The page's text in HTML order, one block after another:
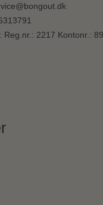
: Reg.nr.: 2217 Kontonr.: